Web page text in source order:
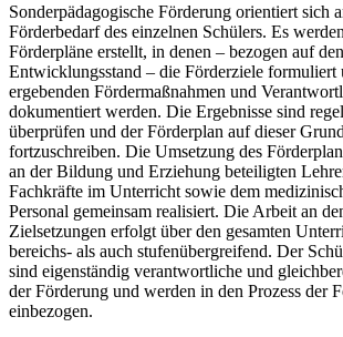
Sonderpädagogische Förderung orientiert sich
Förderbedarf des einzelnen Schülers. Es
Förderpläne erstellt, in denen – bezogen auf
Entwicklungsstand – die Förderziele formuliert
ergebenden Fördermaßnahmen und
dokumentiert werden. Die Ergebnisse sind
überprüfen und der Förderplan auf dieser
fortzuschreiben. Die Umsetzung des
an der Bildung und Erziehung beteiligten
Fachkräfte im Unterricht sowie dem
Personal gemeinsam realisiert. Die Arbeit an
Zielsetzungen erfolgt über den gesamten
bereichs- als auch stufenübergreifend. Der
sind eigenständig verantwortliche und
der Förderung und werden in den Prozess der
einbezogen.